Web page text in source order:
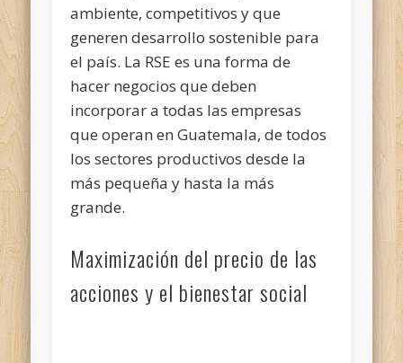
ambiente, competitivos y que
generen desarrollo sostenible para
el país. La RSE es una forma de
hacer negocios que deben
incorporar a todas las empresas
que operan en Guatemala, de todos
los sectores productivos desde la
más pequeña y hasta la más
grande.
Maximización del precio de las
acciones y el bienestar social